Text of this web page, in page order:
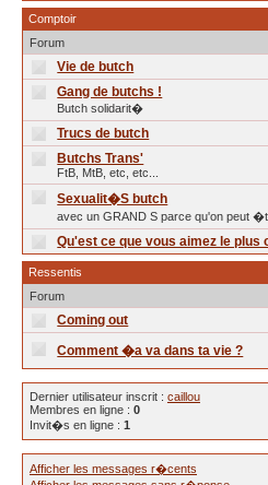
Comptoir
Forum
Vie de butch
Gang de butchs !
Butch solidarit�
Trucs de butch
Butchs Trans'
FtB, MtB, etc, etc...
Sexualit�S butch
avec un GRAND S parce qu'on peut
Qu'est ce que vous aimez le plus
Ressentis
Forum
Coming out
Comment �a va dans ta vie ?
Dernier utilisateur inscrit : caillou
Membres en ligne : 0
Invit�s en ligne : 1
Afficher les messages r�cents